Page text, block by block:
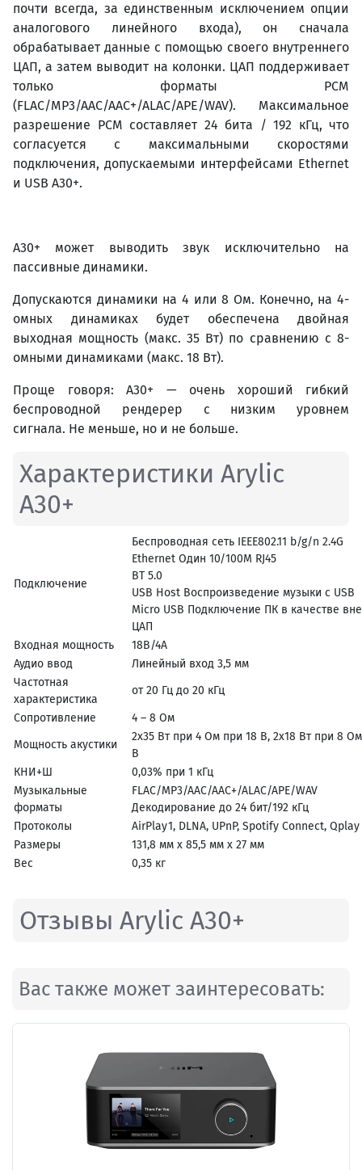
почти всегда, за единственным исключением опции
аналогового линейного входа), он сначала
обрабатывает данные с помощью своего внутреннего
ЦАП, а затем выводит на колонки. ЦАП поддерживает
только форматы PCM
(FLAC/MP3/AAC/AAC+/ALAC/APE/WAV). Максимальное
разрешение PCM составляет 24 бита / 192 кГц, что
согласуется с максимальными скоростями
подключения, допускаемыми интерфейсами Ethernet
и USB A30+.
A30+ может выводить звук исключительно на
пассивные динамики.
Допускаются динамики на 4 или 8 Ом. Конечно, на 4-
омных динамиках будет обеспечена двойная
выходная мощность (макс. 35 Вт) по сравнению с 8-
омными динамиками (макс. 18 Вт).
Проще говоря: A30+ — очень хороший гибкий
беспроводной рендерер с низким уровнем
сигнала. Не меньше, но и не больше.
Характеристики Arylic
A30+
Подключение
Беспроводная сеть IEEE802.11 b/g/n 2.4G
Ethernet Один 10/100M RJ45
BT 5.0
USB Host Воспроизведение музыки с USB
Micro USB Подключение ПК в качестве
ЦАП
Входная мощность
18В/4А
Аудио ввод
Линейный вход 3,5 мм
Частотная
характеристика
от 20 Гц до 20 кГц
Сопротивление
4 – 8 Ом
Мощность акустики
2x35 Вт при 4 Ом при 18 В, 2x18 Вт при 8
В
КНИ+Ш
0,03% при 1 кГц
Музыкальные
форматы
FLAC/MP3/AAC/AAC+/ALAC/APE/WAV
Декодирование до 24 бит/192 кГц
Протоколы
AirPlay1, DLNA, UPnP, Spotify Connect, Qplay
Размеры
131,8 мм х 85,5 мм х 27 мм
Вес
0,35 кг
Отзывы Arylic A30+
Вас также может заинтересовать: